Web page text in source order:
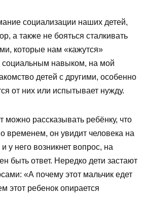
социализации наших детей,
а также не бояться сталкивать
которые нам «кажутся»
навыком, на мой
детей с другими, особенно
от них или испытывает нужду.
можно рассказывать ребёнку, что
временем, он увидит человека на
у него возникнет вопрос, на
быть ответ. Нередко дети застают
«А почему этот мальчик едет
этот ребенок опирается